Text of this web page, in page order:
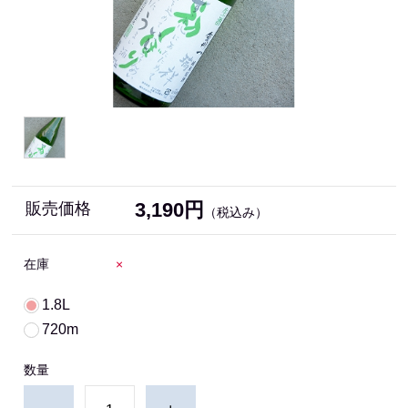
販売価格 3,190円 （税込み）
在庫 ×
1.8L
720m
数量